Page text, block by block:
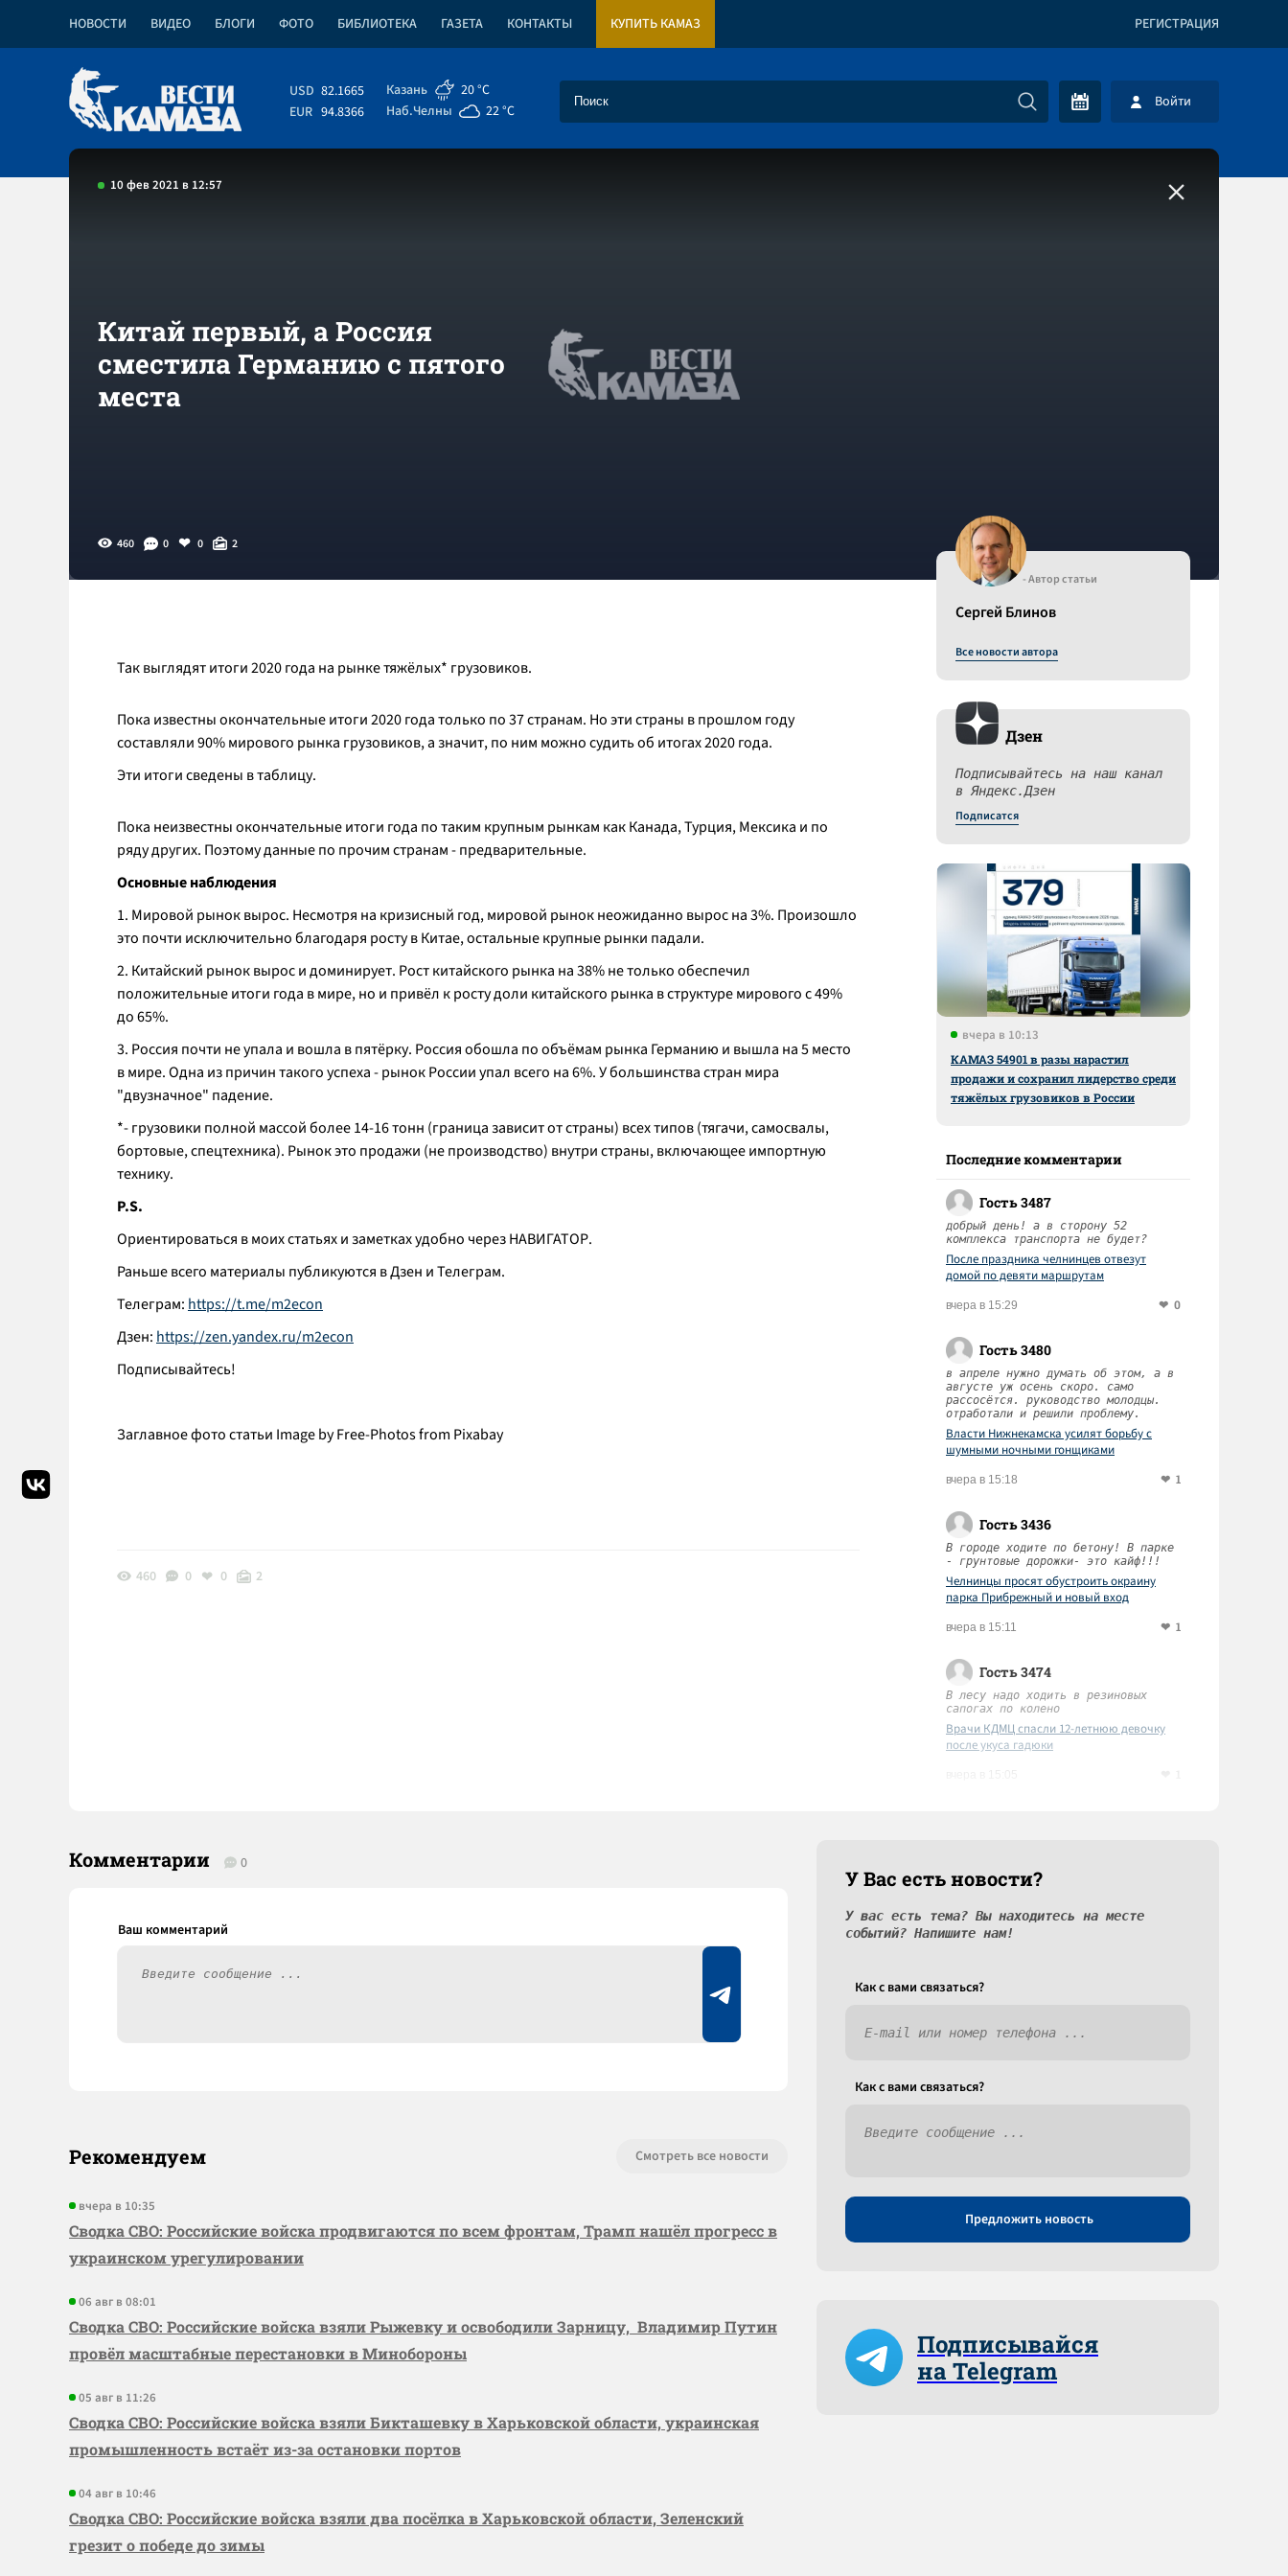
НОВОСТИ ВИДЕО БЛОГИ ФОТО БИБЛИОТЕКА ГАЗЕТА КОНТАКТЫ КУПИТЬ КАМАЗ РЕГИСТРАЦИЯ
USD 82.1665
EUR 94.8366
Казань
20 °C
Наб.Челны
22 °C Войти
10 фев 2021 в 12:57
Китай первый, а Россия
сместила Германию с пятого
места
460 0 0 2
Так выглядят итоги 2020 года на рынке тяжёлых* грузовиков.
Пока известны окончательные итоги 2020 года только по 37 странам. Но эти страны в прошлом году
составляли 90% мирового рынка грузовиков, а значит, по ним можно судить об итогах 2020 года.
Эти итоги сведены в таблицу.
Пока неизвестны окончательные итоги года по таким крупным рынкам как Канада, Турция, Мексика и по
ряду других. Поэтому данные по прочим странам - предварительные.
Основные наблюдения
1. Мировой рынок вырос. Несмотря на кризисный год, мировой рынок неожиданно вырос на 3%. Произошло
это почти исключительно благодаря росту в Китае, остальные крупные рынки падали.
2. Китайский рынок вырос и доминирует. Рост китайского рынка на 38% не только обеспечил
положительные итоги года в мире, но и привёл к росту доли китайского рынка в структуре мирового с 49%
до 65%.
3. Россия почти не упала и вошла в пятёрку. Россия обошла по объёмам рынка Германию и вышла на 5 место
в мире. Одна из причин такого успеха - рынок России упал всего на 6%. У большинства стран мира
"двузначное" падение.
*- грузовики полной массой более 14-16 тонн (граница зависит от страны) всех типов (тягачи, самосвалы,
бортовые, спецтехника). Рынок это продажи (не производство) внутри страны, включающее импортную
технику.
P.S.
Ориентироваться в моих статьях и заметках удобно через НАВИГАТОР.
Раньше всего материалы публикуются в Дзен и Телеграм.
Телеграм: https://t.me/m2econ
Дзен: https://zen.yandex.ru/m2econ
Подписывайтесь!
Заглавное фото статьи Image by Free-Photos from Pixabay
460 0 0 2
- Автор статьи
Сергей Блинов
Все новости автора
Дзен
Подписывайтесь на наш канал
в Яндекс.Дзен
Подписатся
вчера в 10:13
КАМАЗ 54901 в разы нарастил
продажи и сохранил лидерство среди
тяжёлых грузовиков в России
Последние комментарии
Гость 3487
добрый день! а в сторону 52
комплекса транспорта не будет?
После праздника челнинцев отвезут
домой по девяти маршрутам
вчера в 15:29 0
Гость 3480
в апреле нужно думать об этом, а в
августе уж осень скоро. само
рассосётся. руководство молодцы.
отработали и решили проблему.
Власти Нижнекамска усилят борьбу с
шумными ночными гонщиками
вчера в 15:18 1
Гость 3436
В городе ходите по бетону! В парке
- грунтовые дорожки- это кайф!!!
Челнинцы просят обустроить окраину
парка Прибрежный и новый вход
вчера в 15:11 1
Гость 3474
В лесу надо ходить в резиновых
сапогах по колено
Врачи КДМЦ спасли 12-летнюю девочку
после укуса гадюки
Комментарии 0
Рекомендуем Смотреть все новости
вчера в 10:35
Сводка СВО: Российские войска продвигаются по всем фронтам, Трамп нашёл прогресс в
украинском урегулировании
06 авг в 08:01
Сводка СВО: Российские войска взяли Рыжевку и освободили Зарницу, Владимир Путин
провёл масштабные перестановки в Минобороны
05 авг в 11:26
Сводка СВО: Российские войска взяли Бикташевку в Харьковской области, украинская
промышленность встаёт из-за остановки портов
04 авг в 10:46
Сводка СВО: Российские войска взяли два посёлка в Харьковской области, Зеленский
грезит о победе до зимы
У Вас есть новости?
У вас есть тема? Вы находитесь на месте
событий? Напишите нам!
Как c вами связаться?
Как c вами связаться?
Предложить новость
Подписывайся
на Telegram